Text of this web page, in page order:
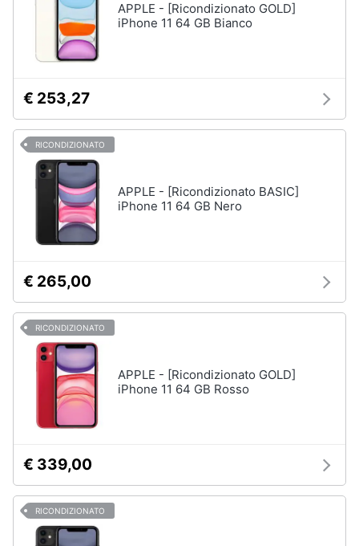
APPLE - [Ricondizionato GOLD]
iPhone 11 64 GB Bianco
€ 253,27
RICONDIZIONATO
APPLE - [Ricondizionato BASIC]
iPhone 11 64 GB Nero
€ 265,00
RICONDIZIONATO
APPLE - [Ricondizionato GOLD]
iPhone 11 64 GB Rosso
€ 339,00
RICONDIZIONATO